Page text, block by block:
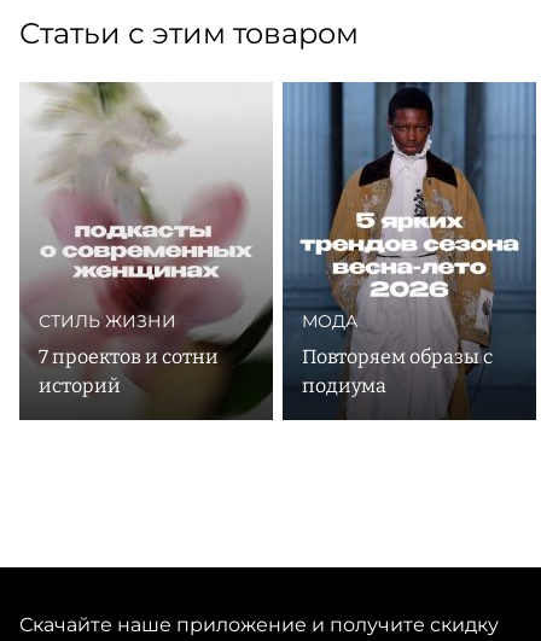
Статьи с этим товаром
СТИЛЬ ЖИЗНИ
7 проектов и сотни
историй
МОДА
Повторяем образы с
подиума
Скачайте наше приложение и получите скидку